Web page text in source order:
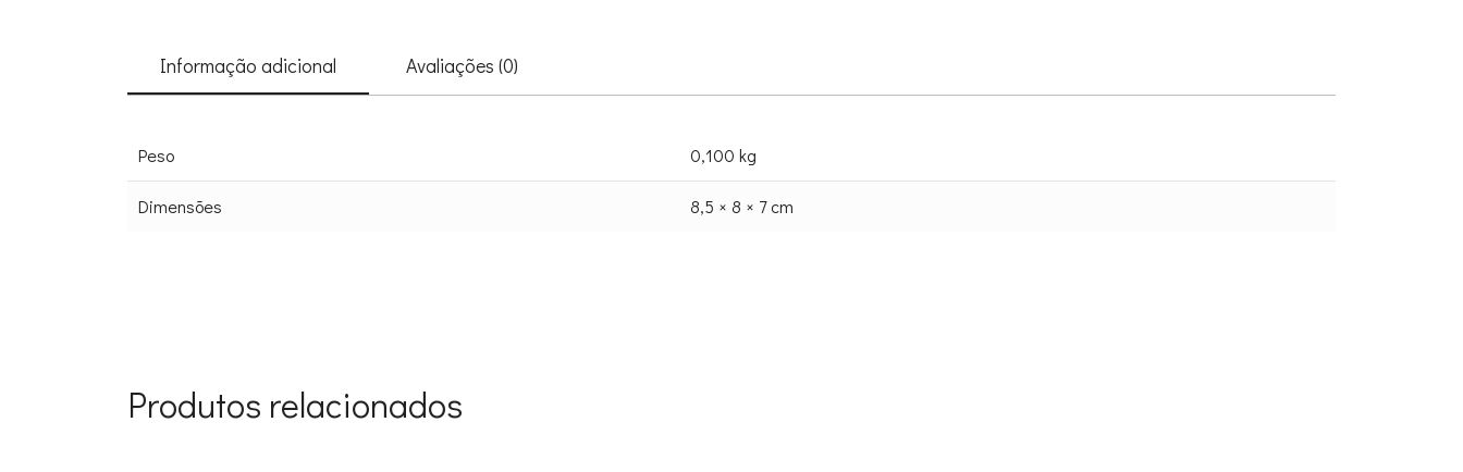
Informação adicional Avaliações (0)
Peso 0,100 kg
Dimensões 8,5 × 8 × 7 cm
Produtos relacionados